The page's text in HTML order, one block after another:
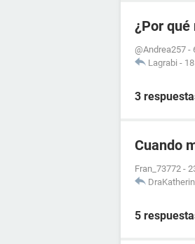
¿Por
@Andrea257 -
Lagrabi -
3
Cuando
Fran_73772 -
5